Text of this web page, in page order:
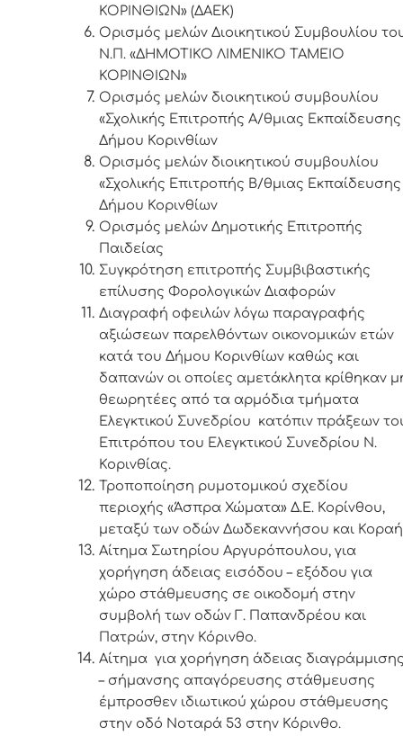
ΚΟΡΙΝΘΙΩΝ» (ΔΑΕΚ)
Ορισμός μελών Διοικητικού Συμβουλίου
Ν.Π. «ΔΗΜΟΤΙΚΟ ΛΙΜΕΝΙΚΟ ΤΑΜΕΙΟ
ΚΟΡΙΝΘΙΩΝ»
Ορισμός μελών διοικητικού συμβουλίου
«Σχολικής Επιτροπής Α/θμιας Εκπαίδευσης
Δήμου Κορινθίων
Ορισμός μελών διοικητικού συμβουλίου
«Σχολικής Επιτροπής Β/θμιας Εκπαίδευσης
Δήμου Κορινθίων
Ορισμός μελών Δημοτικής Επιτροπής
Παιδείας
Συγκρότηση επιτροπής Συμβιβαστικής
επίλυσης Φορολογικών Διαφορών
Διαγραφή οφειλών λόγω παραγραφής
αξιώσεων παρελθόντων οικονομικών ετών
κατά του Δήμου Κορινθίων καθώς και
δαπανών οι οποίες αμετάκλητα κρίθηκαν
θεωρητέες από τα αρμόδια τμήματα
Ελεγκτικού Συνεδρίου κατόπιν πράξεων
Επιτρόπου του Ελεγκτικού Συνεδρίου Ν.
Κορινθίας.
Τροποποίηση ρυμοτομικού σχεδίου
περιοχής «Άσπρα Χώματα» Δ.Ε. Κορίνθου,
μεταξύ των οδών Δωδεκαννήσου και
Αίτημα Σωτηρίου Αργυρόπουλου, για
χορήγηση άδειας εισόδου – εξόδου για
χώρο στάθμευσης σε οικοδομή στην
συμβολή των οδών Γ. Παπανδρέου και
Πατρών, στην Κόρινθο.
Αίτημα για χορήγηση άδειας
– σήμανσης απαγόρευσης στάθμευσης
έμπροσθεν ιδιωτικού χώρου στάθμευσης
στην οδό Νοταρά 53 στην Κόρινθο.